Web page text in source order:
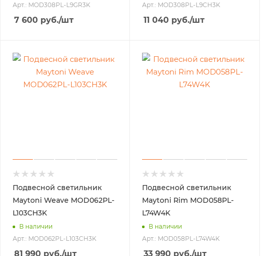
Арт.: MOD308PL-L9GR3K
7 600руб./шт
Арт.: MOD308PL-L9CH3K
11 040 руб./шт
Подвесной светильник
Maytoni Weave MOD062PL-
L103CH3K
В наличии
Арт.: MOD062PL-L103CH3K
81 990руб./шт
Подвесной светильник
Maytoni Rim MOD058PL-
L74W4K
В наличии
Арт.: MOD058PL-L74W4K
33 990 руб./шт